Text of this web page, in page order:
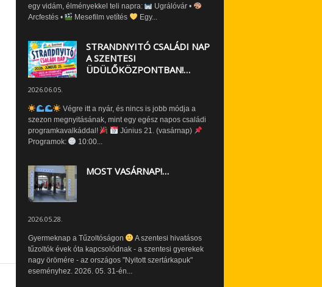
egy vidám, élményekkel teli napra:
Ugrálóvár •
Arcfestés •
Mesefilm vetítés Egy...
STRANDNYITÓ CSALÁDI NAP
A SZENTESI
ÜDÜLŐKÖZPONTBAN!…
2026.06.05.
Végre itt a nyár, és nincs is jobb módja a
szezon megnyitásának, mint egy egész napos családi
programkavalkáddal!
Június 21. (vasárnap)
Programok:
10:00...
MOST VASÁRNAP!…
2026.05.28.
Gyermeknap a Tűzoltóságon
A szentesi hivatásos
tűzoltók évek óta kapcsolódnak - a szentesi gyerekek
nagy örömére - az országos "Nyitott szertárkapuk"
eseményhez. 2026. 05. 31-én...